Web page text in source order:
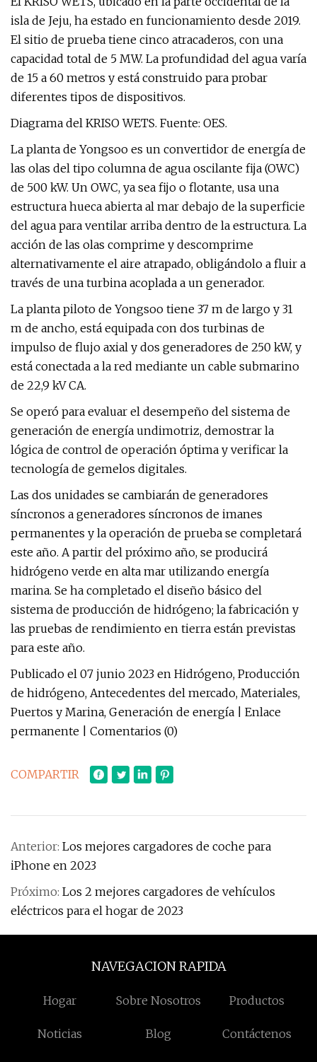
isla de Jeju, ha estado en funcionamiento desde 2019.
El sitio de prueba tiene cinco atracaderos, con una
capacidad total de 5 MW. La profundidad del agua varía
de 15 a 60 metros y está construido para probar
diferentes tipos de dispositivos.
Diagrama del KRISO WETS. Fuente: OES.
La planta de Yongsoo es un convertidor de energía de
las olas del tipo columna de agua oscilante fija (OWC)
de 500 kW. Un OWC, ya sea fijo o flotante, usa una
estructura hueca abierta al mar debajo de la superficie
del agua para ventilar arriba dentro de la estructura. La
acción de las olas comprime y descomprime
alternativamente el aire atrapado, obligándolo a fluir a
través de una turbina acoplada a un generador.
La planta piloto de Yongsoo tiene 37 m de largo y 31
m de ancho, está equipada con dos turbinas de
impulso de flujo axial y dos generadores de 250 kW, y
está conectada a la red mediante un cable submarino
de 22,9 kV CA.
Se operó para evaluar el desempeño del sistema de
generación de energía undimotriz, demostrar la
lógica de control de operación óptima y verificar la
tecnología de gemelos digitales.
Las dos unidades se cambiarán de generadores
síncronos a generadores síncronos de imanes
permanentes y la operación de prueba se completará
este año. A partir del próximo año, se producirá
hidrógeno verde en alta mar utilizando energía
marina. Se ha completado el diseño básico del
sistema de producción de hidrógeno; la fabricación y
las pruebas de rendimiento en tierra están previstas
para este año.
Publicado el 07 junio 2023 en Hidrógeno, Producción
de hidrógeno, Antecedentes del mercado, Materiales,
Puertos y Marina, Generación de energía | Enlace
permanente | Comentarios (0)
COMPARTIR
Anterior: Los mejores cargadores de coche para
iPhone en 2023
Próximo: Los 2 mejores cargadores de vehículos
eléctricos para el hogar de 2023
NAVEGACION RAPIDA
Hogar Sobre Nosotros Productos
Noticias Blog Contáctenos